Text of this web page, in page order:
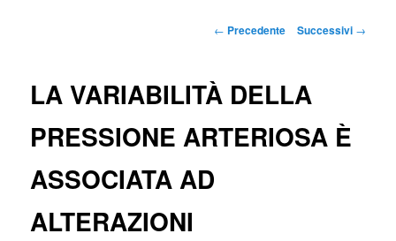
Navigazione
← Precedente Successivi →
LA VARIABILITÀ DELLA
PRESSIONE ARTERIOSA È
ASSOCIATA AD
ALTERAZIONI